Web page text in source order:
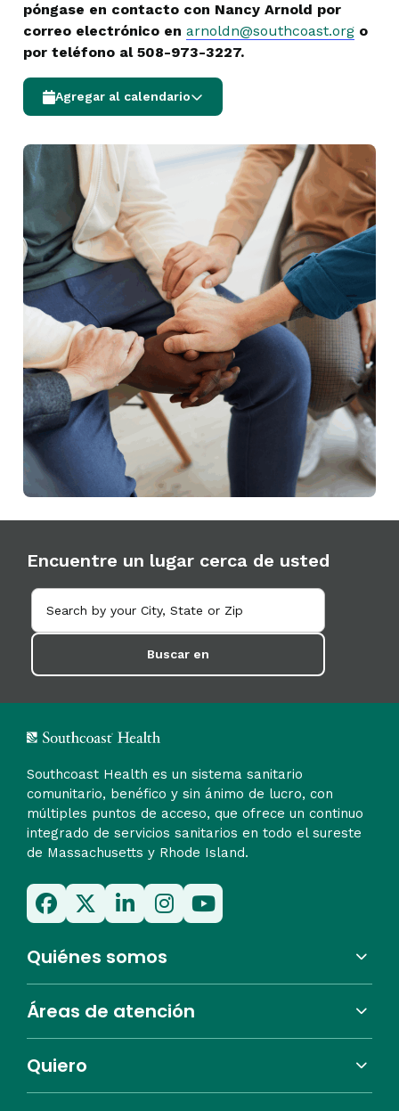
póngase en contacto con Nancy Arnold por
correo electrónico en arnoldn@southcoast.org o
por teléfono al 508-973-3227.
Agregar al calendario
Encuentre un lugar cerca de usted
Buscar en
Southcoast Health es un sistema sanitario
comunitario, benéfico y sin ánimo de lucro, con
múltiples puntos de acceso, que ofrece un continuo
integrado de servicios sanitarios en todo el sureste
de Massachusetts y Rhode Island.
Quiénes somos
Áreas de atención
Quiero